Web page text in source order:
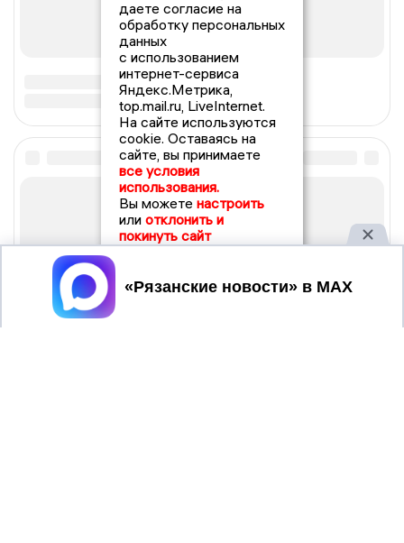
даете согласие на
обработку персональных
данных
с использованием
интернет-сервиса
Яндекс.Метрика,
top.mail.ru, LiveInternet.
На сайте используются
cookie. Оставаясь на
сайте, вы принимаете
все условия
использования.
Вы можете настроить
или отклонить и
покинуть сайт
Принять